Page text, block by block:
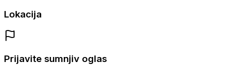
Lokacija
Prijavite sumnjiv oglas